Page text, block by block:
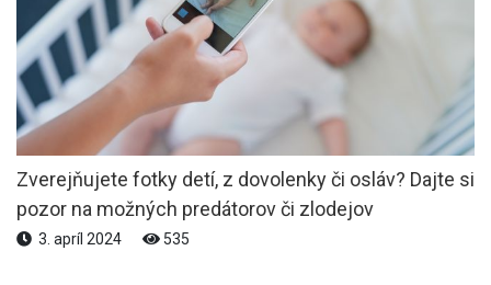
Zverejňujete fotky detí, z dovolenky či osláv? Dajte si
pozor na možných predátorov či zlodejov
3. apríl 2024 535